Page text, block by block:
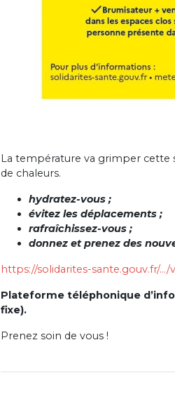
La température va grimper cette
de chaleurs.
hydratez-vous ;
évitez les déplacements ;
rafraîchissez-vous ;
donnez et prenez des
https://solidarites-sante.gouv.fr/…/
Plateforme téléphonique
fixe).
Prenez soin de vous !